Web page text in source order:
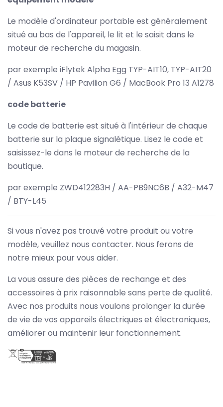
Le modèle d'ordinateur portable est généralement
situé au bas de l'appareil, le lit et le saisit dans le
moteur de recherche du magasin.
par exemple iFlytek Alpha Egg TYP-AIT10, TYP-AIT20
/ Asus K53SV / HP Pavilion G6 / MacBook Pro 13 A1278
code batterie
Le code de batterie est situé à l'intérieur de chaque
batterie sur la plaque signalétique. Lisez le code et
saisissez-le dans le moteur de recherche de la
boutique.
par exemple ZWD412283H / AA-PB9NC6B / A32-M47
/ BTY-L45
Si vous n'avez pas trouvé votre produit ou votre
modèle, veuillez nous contacter. Nous ferons de
notre mieux pour vous aider.
La vous assure des pièces de rechange et des
accessoires à prix raisonnable sans perte de qualité.
Avec nos produits nous voulons prolonger la durée
de vie de vos appareils électriques et électroniques,
améliorer ou maintenir leur fonctionnement.